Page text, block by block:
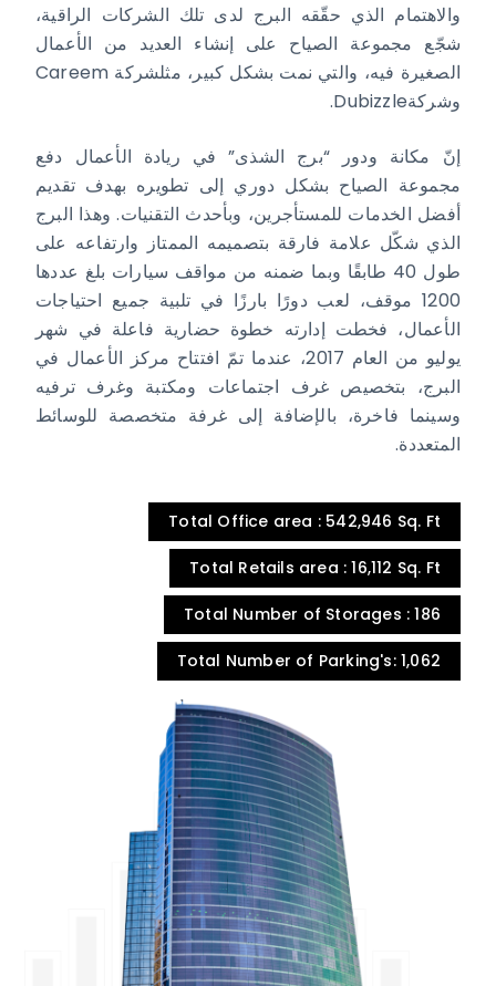
والاهتمام الذي حقّقه البرج لدى تلك الشركات الراقية،
شجّع مجموعة الصياح على إنشاء العديد من الأعمال
الصغيرة فيه، والتي نمت بشكل كبير، مثلشركة Careem
وشركةDubizzle.
إنّ مكانة ودور “برج الشذى” في ريادة الأعمال دفع
مجموعة الصياح بشكل دوري إلى تطويره بهدف تقديم
أفضل الخدمات للمستأجرين، وبأحدث التقنيات. وهذا البرج
الذي شكّل علامة فارقة بتصميمه الممتاز وارتفاعه على
طول 40 طابقًا وبما ضمنه من مواقف سيارات بلغ عددها
1200 موقف، لعب دورًا بارزًا في تلبية جميع احتياجات
الأعمال، فخطت إدارته خطوة حضارية فاعلة في شهر
يوليو من العام 2017، عندما تمّ افتتاح مركز الأعمال في
البرج، بتخصيص غرف اجتماعات ومكتبة وغرف ترفيه
وسينما فاخرة، بالإضافة إلى غرفة متخصصة للوسائط
المتعددة.
Total Office area : 542,946 Sq. Ft
Total Retails area : 16,112 Sq. Ft
Total Number of Storages : 186
Total Number of Parking's: 1,062